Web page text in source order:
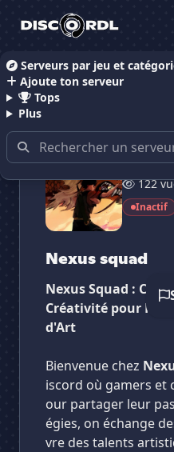
Serveurs par jeu et
Ajoute ton serveur
Tops
Plus
Accueil Serveurs
122
Inactif
Nexus squad
Nexus Squad :
Créativité pour
d'Art
Bienvenue chez
iscord où gamers et
our partager leur
égies, on échange
vre des talents
Vote pour
serveur ?